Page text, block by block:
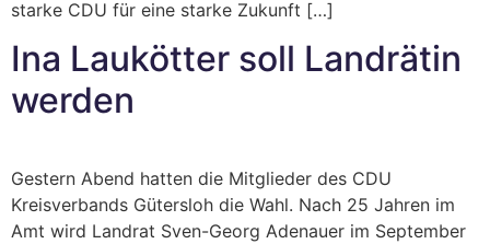
starke CDU für eine starke Zukunft […]
Ina Laukötter soll Landrätin
werden
Gestern Abend hatten die Mitglieder des CDU
Kreisverbands Gütersloh die Wahl. Nach 25 Jahren im
Amt wird Landrat Sven-Georg Adenauer im September